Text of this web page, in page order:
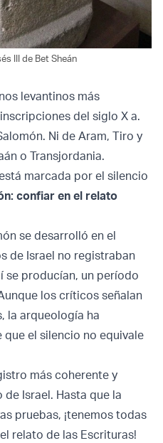
III de Bet Sheán
levantinos más
del siglo X a.
Ni de Aram, Tiro y
o Transjordania.
marcada por el silencio
confiar en el relato
se desarrolló en el
de Israel no registraban
se producían, un período
los críticos señalan
la arqueología ha
el silencio no equivale
más coherente y
Israel. Hasta que la
pruebas, ¡tenemos todas
relato de las Escrituras!